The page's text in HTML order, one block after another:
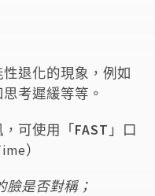
退化的現象，例如
考遲緩等等。
可使用「FAST 」口
）
臉是否對稱；